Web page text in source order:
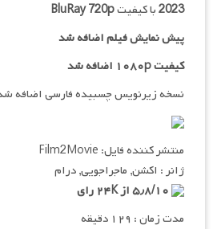
2023با کیفیتBluRay 720p
پیش نمایش فیلم اضافه شد
کیفیت ۱۰۸۰p اضافه شد
نسخه زیرنویس چسبیده فارسی اضافه
منتشر کننده فایل: Film2Movie
ژانر : اکشن, ماجراجویی, درام
مدت زمان : ۱۲۹ دقیقه